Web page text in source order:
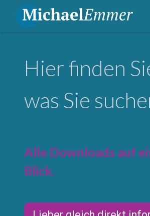
Hier finden
was Sie
Alle Downloads auf
Blick.